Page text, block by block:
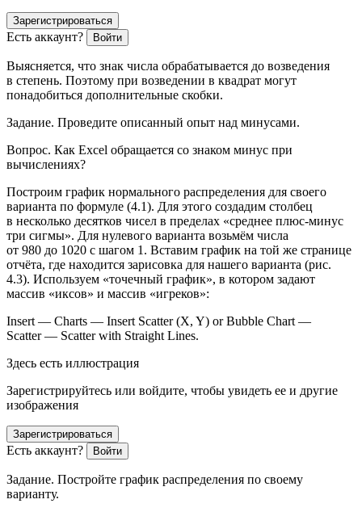
Зарегистрироваться
Есть аккаунт? Войти
Выясняется, что знак числа обрабатывается до возведения
в степень. Поэтому при возведении в квадрат могут
понадобиться дополнительные скобки.
Задание. Проведите описанный опыт над минусами.
Вопрос. Как Excel обращается со знаком минус при
вычислениях?
Построим график нормального распределения для своего
варианта по формуле (4.1). Для этого создадим столбец
в несколько десятков чисел в пределах «среднее плюс-минус
три сигмы». Для нулевого варианта возьмём числа
от 980 до 1020 с шагом 1. Вставим график на той же странице
отчёта, где находится зарисовка для нашего варианта (рис.
4.3). Используем «точечный график», в котором задают
массив «иксов» и массив «игреков»:
Insert — Charts — Insert Scatter (X, Y) or Bubble Chart —
Scatter — Scatter with Straight Lines.
Здесь есть иллюстрация
Зарегистрируйтесь или войдите, чтобы увидеть ее и другие
изображения
Зарегистрироваться
Есть аккаунт? Войти
Задание. Постройте график распределения по своему
варианту.